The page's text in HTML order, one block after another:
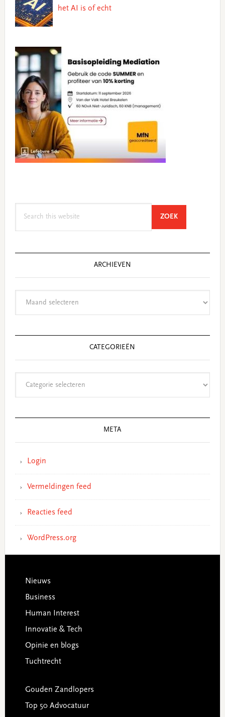
het AI is of echt
ZOEKSEARCH
ARCHIEVEN
CATEGORIEËN
META
Login
Vermeldingen feed
Reacties feed
WordPress.org
Footer
Nieuws
Business
Human Interest
Innovatie & Tech
Opinie en blogs
Tuchtrecht
Gouden Zandlopers
Top 50 Advocatuur